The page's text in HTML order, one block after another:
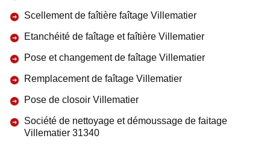
Scellement de faîtière faîtage Villematier
Etanchéité de faîtage et faîtière Villematier
Pose et changement de faîtage Villematier
Remplacement de faîtage Villematier
Pose de closoir Villematier
Société de nettoyage et démoussage de faitage
Villematier 31340